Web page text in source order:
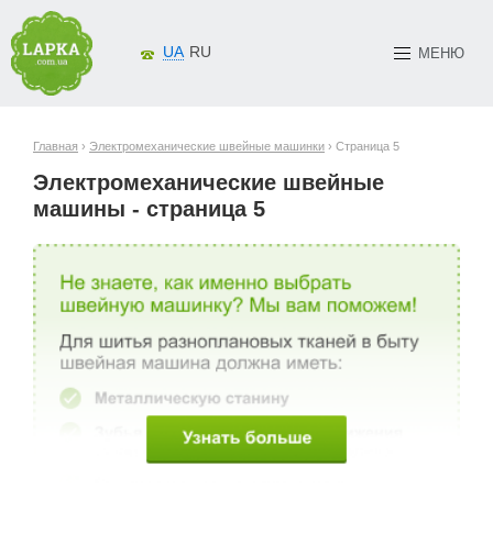
МЕНЮ
UA RU
Главная › Электромеханические швейные машинки › Страница 5
Электромеханические швейные
машины - страница 5